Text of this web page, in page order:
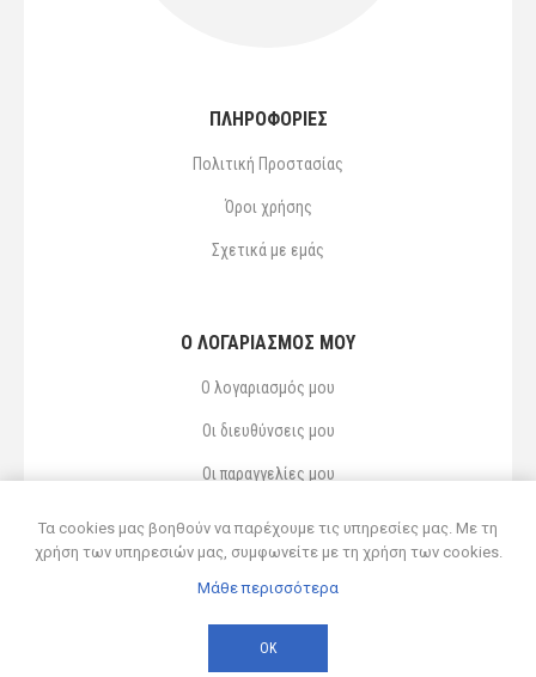
ΠΛΗΡΟΦΟΡΙΕΣ
Πολιτική Προστασίας
Όροι χρήσης
Σχετικά με εμάς
Ο ΛΟΓΑΡΙΑΣΜΌΣ ΜΟΥ
Ο λογαριασμός μου
Οι διευθύνσεις μου
Οι παραγγελίες μου
© 2026 Δ ΚΥΡΣΑΝΙΔΗΣ ΚΑΙ ΥΙΟΣ ΟΕ
Τα cookies μας βοηθούν να παρέχουμε τις υπηρεσίες μας. Με τη
χρήση των υπηρεσιών μας, συμφωνείτε με τη χρήση των cookies.
Μάθε περισσότερα
ΟΚ